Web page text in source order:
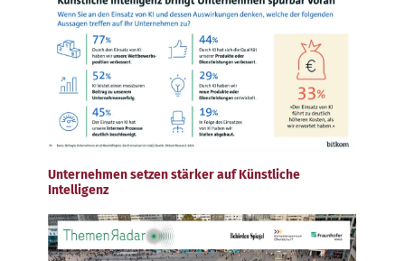
Unternehmen setzen stärker auf Künstliche
Intelligenz